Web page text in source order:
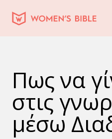
Πως να
στις
μέσω